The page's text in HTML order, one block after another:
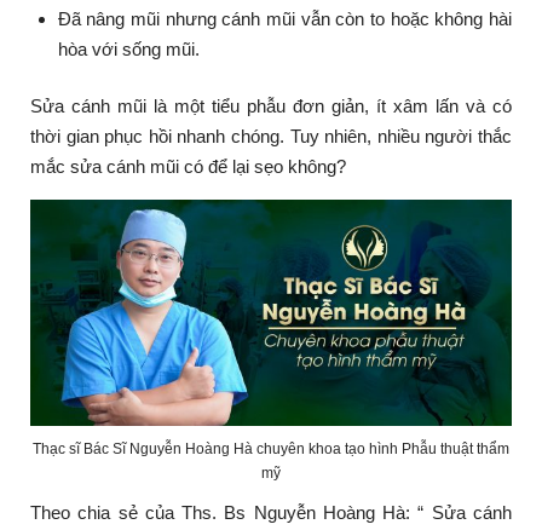
Đã nâng mũi nhưng cánh mũi vẫn còn to hoặc không hài
hòa với sống mũi.
Sửa cánh mũi là một tiểu phẫu đơn giản, ít xâm lấn và có
thời gian phục hồi nhanh chóng. Tuy nhiên, nhiều người thắc
mắc sửa cánh mũi có để lại sẹo không?
Thạc sĩ Bác Sĩ Nguyễn Hoàng Hà chuyên khoa tạo hình Phẫu thuật thẩm
mỹ
Theo chia sẻ của Ths. Bs Nguyễn Hoàng Hà: “ Sửa cánh